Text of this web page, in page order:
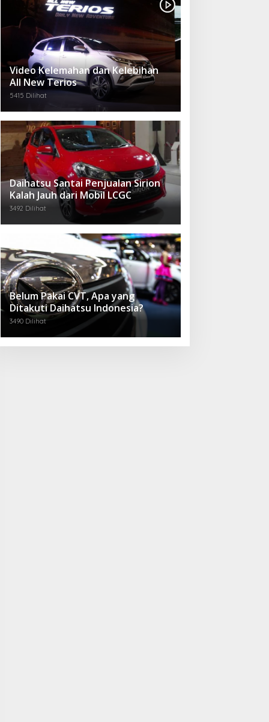
Video Kelemahan dan Kelebihan
All New Terios
5415 Dilihat
Daihatsu Santai Penjualan Sirion
Kalah Jauh dari Mobil LCGC
3492 Dilihat
Belum Pakai CVT, Apa yang
Ditakuti Daihatsu Indonesia?
3490 Dilihat